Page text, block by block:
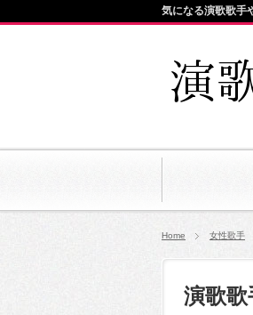
気になる演歌歌手
Home 女性歌手
演歌